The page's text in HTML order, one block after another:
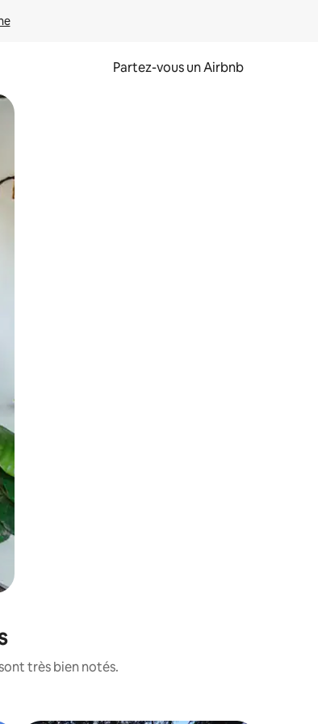
Partez-vous un Airbnb
faisant glisser.
très bien notés.